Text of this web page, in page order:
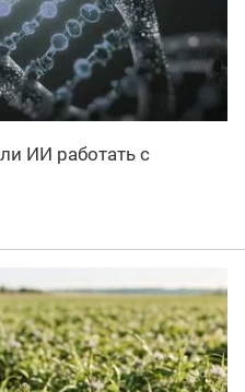
ИИ работать с